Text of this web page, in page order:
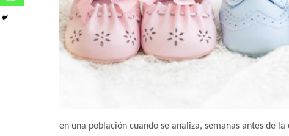
en una población cuando se analiza, semanas antes de